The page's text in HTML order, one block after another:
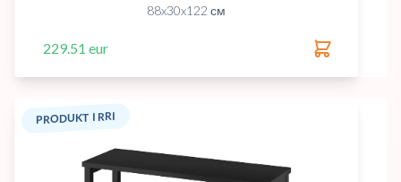
88x30x122 см
229.51 eur
PRODUKT I RRI